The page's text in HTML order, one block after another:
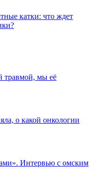
катки: что ждет
травмой, мы её
о какой онкологии
Интервью с омским